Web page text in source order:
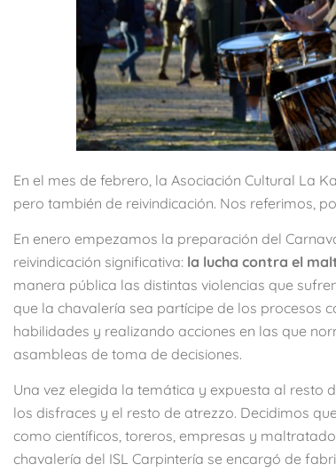
En el mes de febrero, la Asociación Cultural La
pero también de reivindicación. Nos referimos,
En enero empezamos la preparación del
reivindicación significativa: la lucha contra el
manera pública las distintas violencias que
que la chavalería sea partícipe de los procesos
habilidades y realizando acciones en las que
asambleas de toma de decisiones.
Una vez elegida la temática y expuesta al resto
los disfraces y el resto de atrezzo. Decidimos
como científicos, toreros, empresas y
chavalería del ISL Carpintería se encargó de